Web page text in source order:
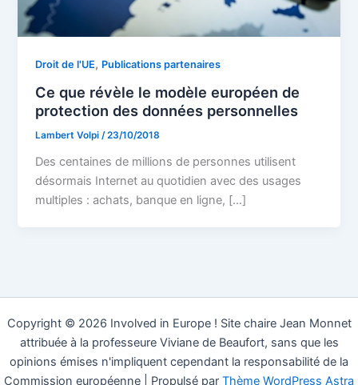
Droit de l'UE, Publications partenaires
Ce que révèle le modèle européen de
protection des données personnelles
Lambert Volpi/23/10/2018
Des centaines de millions de personnes utilisent
désormais Internet au quotidien avec des usages
multiples : achats, banque en ligne, […]
Copyright © 2026 Involved in Europe ! Site chaire Jean Monnet
attribuée à la professeure Viviane de Beaufort, sans que les
opinions émises n'impliquent cependant la responsabilité de la
Commission européenne | Propulsé par Thème WordPress Astra